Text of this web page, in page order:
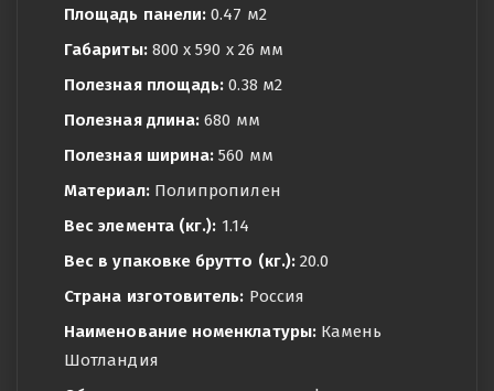
Площадь панели: 0.47 м2
Габариты:800 x 590 x 26 мм
Полезная площадь: 0.38 м2
Полезная длина: 680 мм
Полезная ширина: 560 мм
Материал:Полипропилен
Вес элемента (кг.): 1.14
Вес в упаковке брутто (кг.): 20.0
Страна изготовитель: Россия
Наименование номенклатуры:Камень
Шотландия